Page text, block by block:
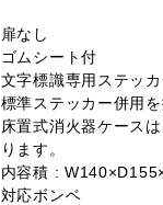
扉なし
ゴムシート付
文字標識専用ステッ
標準ステッカー併用を
床置式消火器ケース
ります。
内容積 :
対応ボンベ